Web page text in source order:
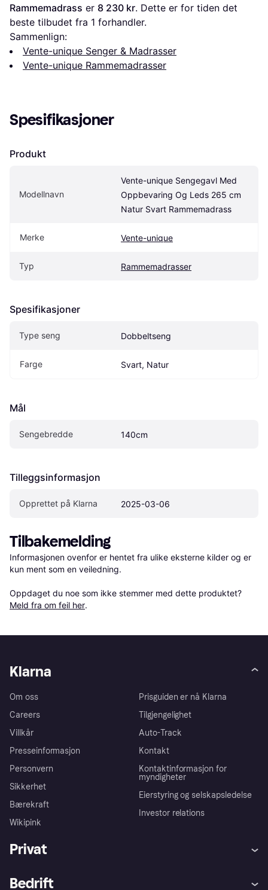
Rammemadrass er 8 230 kr. Dette er for tiden det
beste tilbudet fra 1 forhandler.
Sammenlign:
Vente-unique Senger & Madrasser
Vente-unique Rammemadrasser
Spesifikasjoner
Produkt
Modellnavn
Vente-unique Sengegavl Med
Oppbevaring Og Leds 265 cm
Natur Svart Rammemadrass
Merke Vente-unique
Typ Rammemadrasser
Spesifikasjoner
Type seng Dobbeltseng
Farge Svart, Natur
Mål
Sengebredde 140cm
Tilleggsinformasjon
Opprettet på Klarna 2025-03-06
Tilbakemelding
Informasjonen ovenfor er hentet fra ulike eksterne kilder og er
kun ment som en veiledning.
Oppdaget du noe som ikke stemmer med dette produktet?
Meld fra om feil her.
Klarna
Om oss
Careers
Villkår
Presseinformasjon
Personvern
Sikkerhet
Bærekraft
Wikipink
Prisguiden er nå Klarna
Tilgjengelighet
Auto-Track
Kontakt
Kontaktinformasjon for
myndigheter
Eierstyring og selskapsledelse
Investor relations
Privat
Bedrift